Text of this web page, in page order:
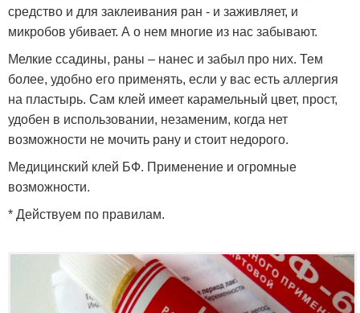
средство и для заклеивания ран - и заживляет, и
микробов убивает. А о нем многие из нас забывают.
Мелкие ссадины, раны – нанес и забыл про них. Тем
более, удобно его применять, если у вас есть аллергия
на пластырь. Сам клей имеет карамельный цвет, прост,
удобен в использовании, незаменим, когда нет
возможности не мочить рану и стоит недорого.
Медицинский клей БФ. Применение и огромные
возможности.
* Действуем по правилам.